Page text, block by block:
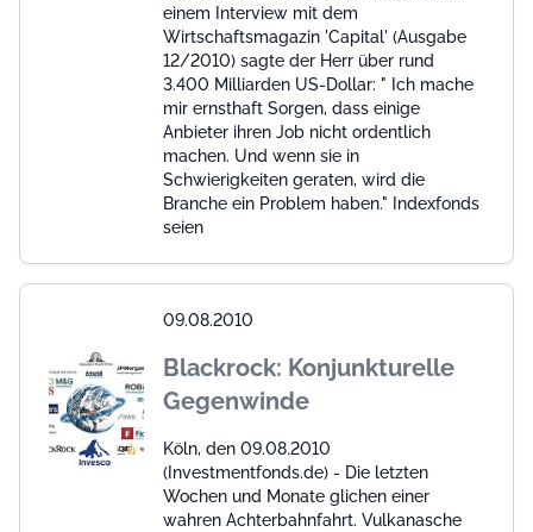
einem Interview mit dem
Wirtschaftsmagazin 'Capital' (Ausgabe
12/2010) sagte der Herr über rund
3.400 Milliarden US-Dollar: " Ich mache
mir ernsthaft Sorgen, dass einige
Anbieter ihren Job nicht ordentlich
machen. Und wenn sie in
Schwierigkeiten geraten, wird die
Branche ein Problem haben." Indexfonds
seien
09.08.2010
Blackrock: Konjunkturelle
Gegenwinde
Köln, den 09.08.2010
(Investmentfonds.de) - Die letzten
Wochen und Monate glichen einer
wahren Achterbahnfahrt. Vulkanasche